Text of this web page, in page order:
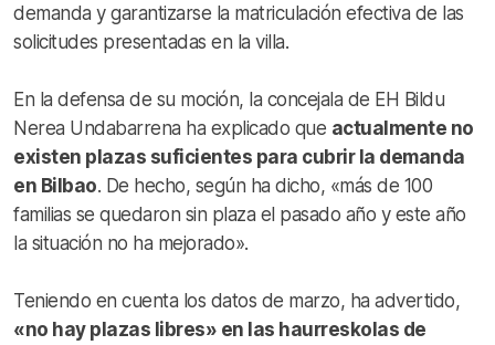
demanda y garantizarse la matriculación efectiva de las
solicitudes presentadas en la villa.
En la defensa de su moción, la concejala de EH Bildu
Nerea Undabarrena ha explicado que actualmente no
existen plazas suficientes para cubrir la demanda
en Bilbao. De hecho, según ha dicho, «más de 100
familias se quedaron sin plaza el pasado año y este año
la situación no ha mejorado».
Teniendo en cuenta los datos de marzo, ha advertido,
«no hay plazas libres» en las haurreskolas de